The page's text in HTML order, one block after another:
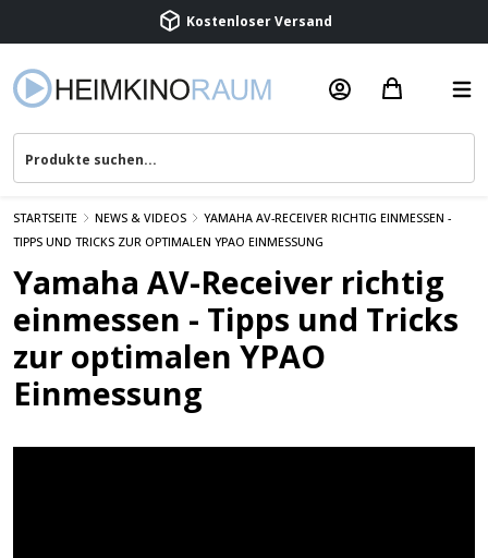
Kostenloser Versand
Beratung & Service
STARTSEITE NEWS & VIDEOS
YAMAHA AV-RECEIVER RICHTIG EINMESSEN -
TIPPS UND TRICKS ZUR OPTIMALEN YPAO EINMESSUNG
Yamaha AV-Receiver richtig
einmessen - Tipps und Tricks
zur optimalen YPAO
Einmessung